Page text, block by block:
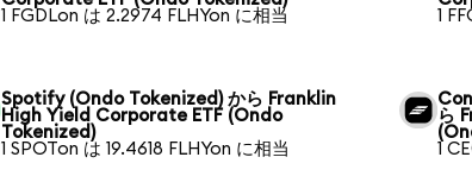
1 FGDLon は 2.2974 FLHYon に相当
1
Spotify (Ondo Tokenized) から Franklin
High Yield Corporate ETF (Ondo
Tokenized)
1 SPOTon は 19.4618 FLHYon に相当
ら
1